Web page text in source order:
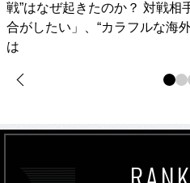
戦”はなぜ起きたのか？ 対戦相
合がしたい」、“カラフルな海
は